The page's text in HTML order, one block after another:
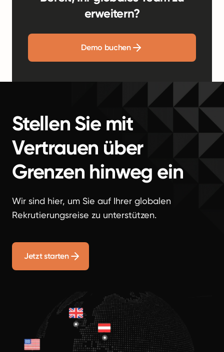
erweitern?
Demo buchen
Stellen Sie mit
Vertrauen über
Grenzen hinweg ein
Wir sind hier, um Sie auf Ihrer globalen
Rekrutierungsreise zu unterstützen.
Jetzt starten